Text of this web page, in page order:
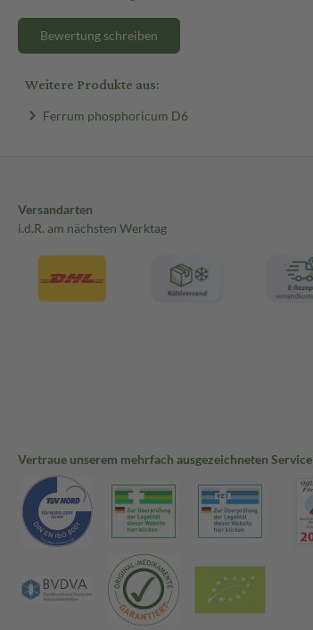
Bewertung schreiben
Weitere Produkte aus:
Ferrum phosphoricum D6
Versandarten
i.d.R. am nächsten Werktag
Vertraue unserem mehrfach ausgezeichneten Service